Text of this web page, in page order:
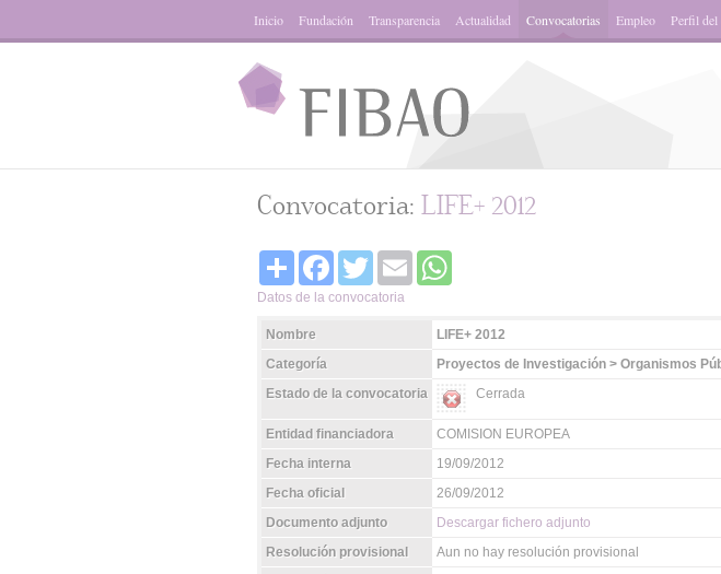
Inicio Fundación Transparencia Actualidad Convocatorias Empleo Perfil del
Convocatoria: LIFE+ 2012
Share FacebookTwitter Email
Datos de la convocatoria
Nombre
LIFE+ 2012
Categoría
Proyectos de Investigación > Organismos
Estado de la convocatoria
Cerrada
Entidad financiadora
COMISION EUROPEA
Fecha interna
19/09/2012
Fecha oficial
26/09/2012
Documento adjunto
Descargar fichero adjunto
Resolución provisional
Aun no hay resolución provisional